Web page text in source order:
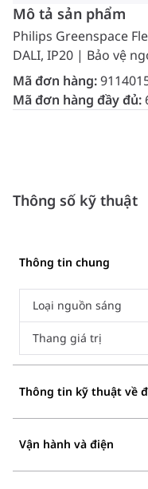
Mô tả sản phẩm
Philips Greenspace
DALI, IP20 | Bảo vệ
Mã đơn hàng:
Mã đơn hàng đầy đủ:
Thông số kỹ thuật
Thông tin chung
Loại nguồn sáng
Thang giá trị
Thông tin kỹ thuật về
Vận hành và điện